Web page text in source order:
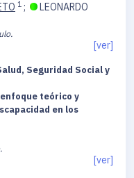
1 ;
LEONARDO
[ver]
Seguridad Social y
teórico y
en los
[ver]